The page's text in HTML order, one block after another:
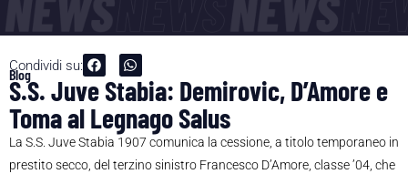
Condividi su:
Blog
S.S. Juve Stabia: Demirovic, D’Amore e
Toma al Legnago Salus
La S.S. Juve Stabia 1907 comunica la cessione, a titolo temporaneo in
prestito secco, del terzino sinistro Francesco D’Amore, classe ’04, che